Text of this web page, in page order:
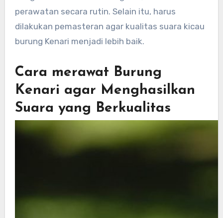
perawatan secara rutin. Selain itu, harus
dilakukan pemasteran agar kualitas suara kicau
burung Kenari menjadi lebih baik.
Cara merawat Burung
Kenari agar Menghasilkan
Suara yang Berkualitas